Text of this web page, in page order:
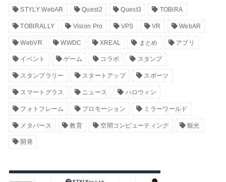
STYLY WebAR Quest2 Quest3 TOBIRA
TOBIRALLY Vision Pro VPS VR WebAR
WebVR WWDC XREAL まとめ アプリ
イベント ゲーム コラボ スタンプ
スタンプラリー スタートアップ スポーツ
スマートグラス ニュース ハロウィン
フォトフレーム プロモーション ミラーワールド
メタバース 教育 空間コンピューティング 観光
開発